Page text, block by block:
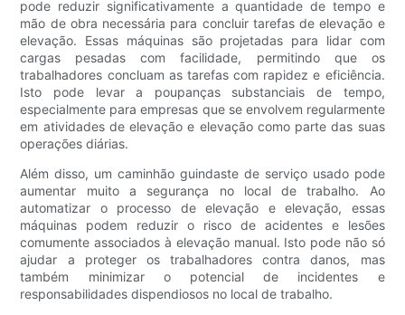
pode reduzir significativamente a quantidade de tempo e
mão de obra necessária para concluir tarefas de elevação e
elevação. Essas máquinas são projetadas para lidar com
cargas pesadas com facilidade, permitindo que os
trabalhadores concluam as tarefas com rapidez e eficiência.
Isto pode levar a poupanças substanciais de tempo,
especialmente para empresas que se envolvem regularmente
em atividades de elevação e elevação como parte das suas
operações diárias.
Além disso, um caminhão guindaste de serviço usado pode
aumentar muito a segurança no local de trabalho. Ao
automatizar o processo de elevação e elevação, essas
máquinas podem reduzir o risco de acidentes e lesões
comumente associados à elevação manual. Isto pode não só
ajudar a proteger os trabalhadores contra danos, mas
também minimizar o potencial de incidentes e
responsabilidades dispendiosos no local de trabalho.